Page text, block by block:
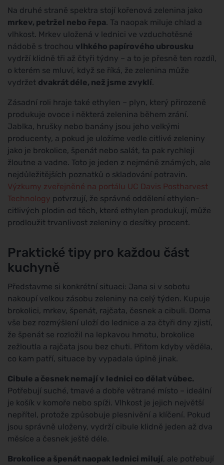
Na druhé straně spektra stojí kořenová zelenina jako
mrkev, petržel nebo řepa. Ta naopak miluje chlad a
vlhkost. Mrkev uložená v lednici ve vzduchotěsné
nádobě s trochou vlhkého papírového ubrousku
vydrží klidně tři až čtyři týdny – a to je přesně ten rozdíl,
o kterém se mluví, když se říká, že zelenina může
vydržet dvakrát déle, než jsme zvyklí.
Zásadní roli hraje také ethylen – plyn, který přirozeně
produkuje ovoce i některá zelenina během zrání.
Jablka, hrušky nebo banány jsou jeho velkými
producenty, a pokud je uložíme vedle citlivé zeleniny
jako je brokolice, špenát nebo salát, ta pak rychleji
žloutne a vadne. Toto je jeden z nejméně známých, ale
nejdůležitějších poznatků o skladování potravin.
Výzkumy zveřejněné na portálu UC Davis Postharvest
Technology potvrzují, že správné oddělení ethylen-
citlivých plodin od těch, které ethylen produkují, může
prodloužit trvanlivost zeleniny o desítky procent.
Praktické tipy pro každou část
kuchyně
Představme si konkrétní situaci: Jana si v sobotu
nakoupí velkou zásobu zeleniny na celý týden. Kupuje
brokolici, mrkev, špenát, rajčata, česnek a cibuli. Doma
vše bez rozmýšlení uloží do lednice a za čtyři dny zjistí,
že špenát se rozložil na lepkavou hmotu, brokolice
zežloutla a rajčata jsou bez chuti. Přitom kdyby věděla,
co kam patří, situace by vypadala úplně jinak.
Cibule a česnek nemají v lednici co dělat vůbec.
Potřebují suché, tmavé a dobře větrané místo – ideální
je košík v komoře nebo spíži. Vlhkost je jejich největší
nepřítel, protože způsobuje plesnivění a klíčení. Pokud
jsou správně uloženy, vydrží cibule klidně jeden až dva
měsíce a česnek ještě déle.
Brokolice a špenát naopak lednici milují, ale potřebují